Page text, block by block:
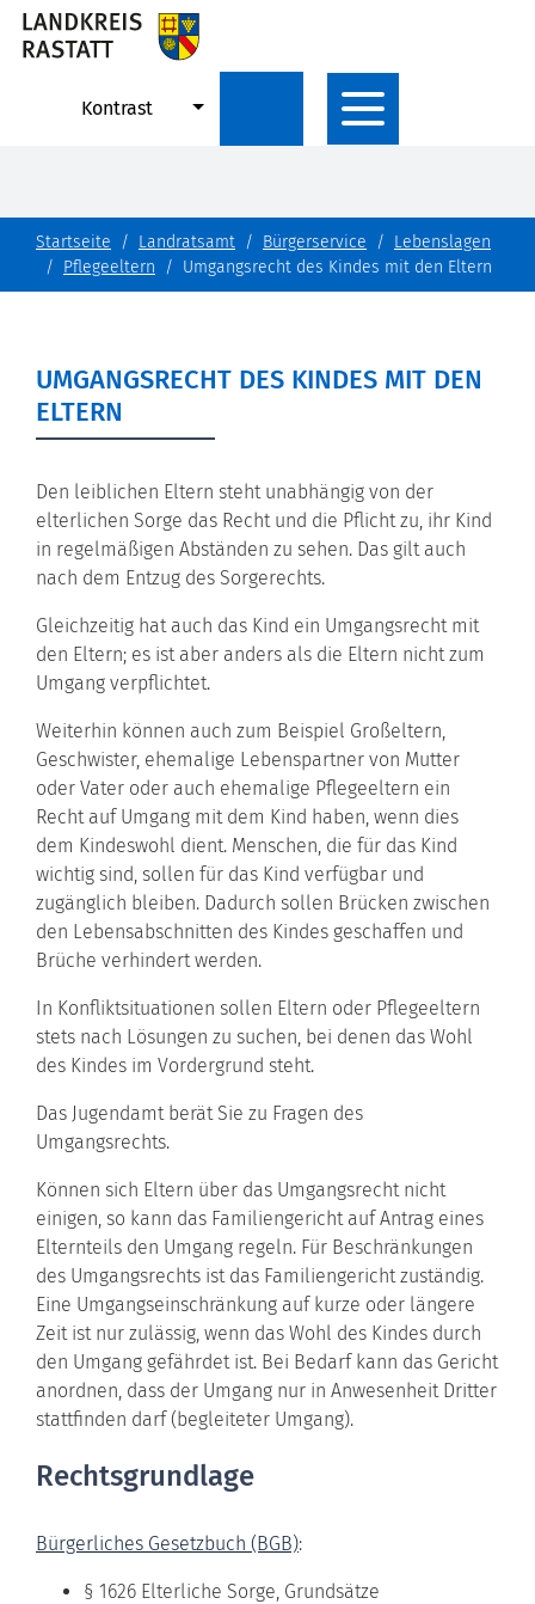
Kontrast
Startseite Landratsamt Bürgerservice
Lebenslagen
Pflegeeltern
Umgangsrecht des Kindes mit den Eltern
UMGANGSRECHT DES KINDES MIT DEN
ELTERN
Den leiblichen Eltern steht unabhängig von der
elterlichen Sorge das Recht und die Pflicht zu, ihr Kind
in regelmäßigen Abständen zu sehen. Das gilt auch
nach dem Entzug des Sorgerechts.
Gleichzeitig hat auch das Kind ein Umgangsrecht mit
den Eltern; es ist aber anders als die Eltern nicht zum
Umgang verpflichtet.
Weiterhin können auch zum Beispiel Großeltern,
Geschwister, ehemalige Lebenspartner von Mutter
oder Vater oder auch ehemalige Pflegeeltern ein
Recht auf Umgang mit dem Kind haben, wenn dies
dem Kindeswohl dient. Menschen, die für das Kind
wichtig sind, sollen für das Kind verfügbar und
zugänglich bleiben. Dadurch sollen Brücken zwischen
den Lebensabschnitten des Kindes geschaffen und
Brüche verhindert werden.
In Konfliktsituationen sollen Eltern oder Pflegeeltern
stets nach Lösungen zu suchen, bei denen das Wohl
des Kindes im Vordergrund steht.
Das Jugendamt berät Sie zu Fragen des
Umgangsrechts.
Können sich Eltern über das Umgangsrecht nicht
einigen, so kann das Familiengericht auf Antrag eines
Elternteils den Umgang regeln. Für Beschränkungen
des Umgangsrechts ist das Familiengericht zuständig.
Eine Umgangseinschränkung auf kurze oder längere
Zeit ist nur zulässig, wenn das Wohl des Kindes durch
den Umgang gefährdet ist. Bei Bedarf kann das Gericht
anordnen, dass der Umgang nur in Anwesenheit Dritter
stattfinden darf (begleiteter Umgang).
Rechtsgrundlage
Bürgerliches Gesetzbuch (BGB):
§ 1626 Elterliche Sorge, Grundsätze